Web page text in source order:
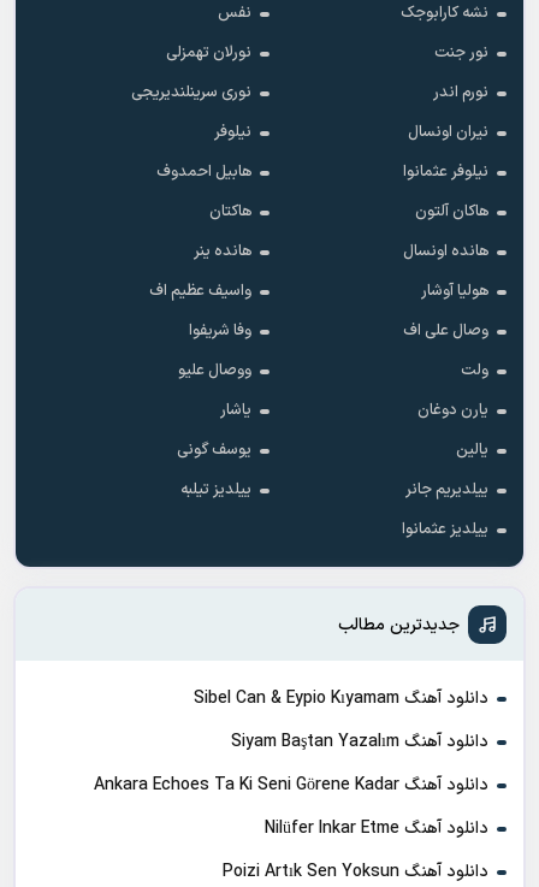
نشه کارابوجک
نفس
نور جنت
نورلان تهمزلی
نورم اندر
نوری سرینلندیریجی
نیران اونسال
نیلوفر
نیلوفر عثمانوا
هابیل احمدوف
هاکان آلتون
هاکتان
هانده اونسال
هانده ینر
هولیا آوشار
واسیف عظیم اف
وصال علی اف
وفا شریفوا
ولت
ووصال علیو
یارن دوغان
یاشار
یالین
یوسف گونی
ییلدیریم جانر
ییلدیز تیلبه
ییلدیز عثمانوا
جدیدترین مطالب
دانلود آهنگ Sibel Can & Eypio Kıyamam
دانلود آهنگ Siyam Baştan Yazalım
دانلود آهنگ Ankara Echoes Ta Ki Seni Görene Kadar
دانلود آهنگ Nilüfer Inkar Etme
دانلود آهنگ Poizi Artık Sen Yoksun